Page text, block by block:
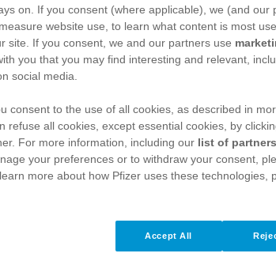
Amaçlı
on. If you consent (where applicable), we (and our
website use, to learn what content is most
site. If you consent, we and our partners use
you that you may find interesting and relevant,
social media.
consent to the use of all cookies, as described in
refuse all cookies, except essential cookies, by
For more information, including our list of partners
your preferences or to withdraw your consent,
more about how Pfizer uses these technologies,
Accept All